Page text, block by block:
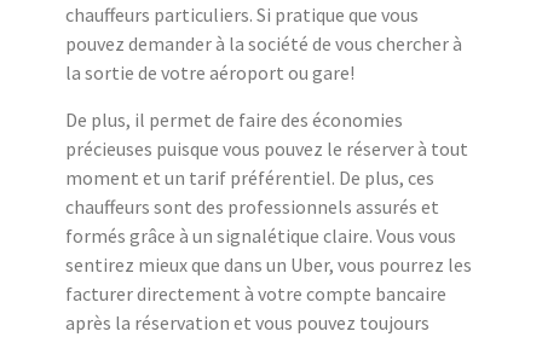
chauffeurs particuliers. Si pratique que vous
pouvez demander à la société de vous chercher à
la sortie de votre aéroport ou gare!
De plus, il permet de faire des économies
précieuses puisque vous pouvez le réserver à tout
moment et un tarif préférentiel. De plus, ces
chauffeurs sont des professionnels assurés et
formés grâce à un signalétique claire. Vous vous
sentirez mieux que dans un Uber, vous pourrez les
facturer directement à votre compte bancaire
après la réservation et vous pouvez toujours